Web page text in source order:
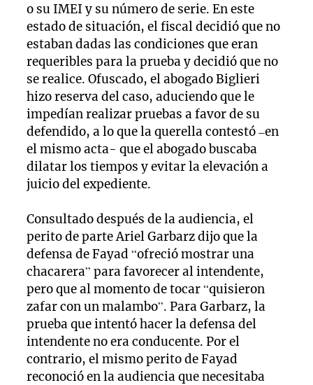
o su IMEI y su número de serie. En este
estado de situación, el fiscal decidió que no
estaban dadas las condiciones que eran
requeribles para la prueba y decidió que no
se realice. Ofuscado, el abogado Biglieri
hizo reserva del caso, aduciendo que le
impedían realizar pruebas a favor de su
defendido, a lo que la querella contestó –en
el mismo acta- que el abogado buscaba
dilatar los tiempos y evitar la elevación a
juicio del expediente.
Consultado después de la audiencia, el
perito de parte Ariel Garbarz dijo que la
defensa de Fayad “ofreció mostrar una
chacarera” para favorecer al intendente,
pero que al momento de tocar “quisieron
zafar con un malambo”. Para Garbarz, la
prueba que intentó hacer la defensa del
intendente no era conducente. Por el
contrario, el mismo perito de Fayad
reconoció en la audiencia que necesitaba